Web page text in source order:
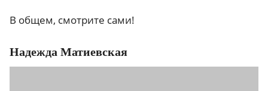
В общем, смотрите сами!
Надежда Матиевская